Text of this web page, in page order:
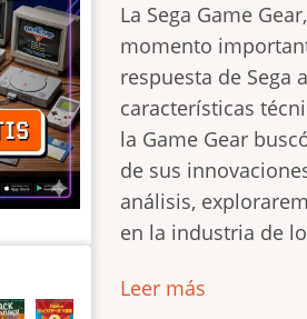
La Sega Game
momento
respuesta de Sega
características
la Game Gear
de sus
análisis,
en la industria de
Leer más